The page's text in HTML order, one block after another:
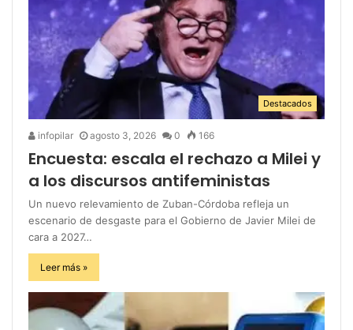
Destacados
infopilar agosto 3, 2026 0 166
Encuesta: escala el rechazo a Milei y
a los discursos antifeministas
Un nuevo relevamiento de Zuban-Córdoba refleja un
escenario de desgaste para el Gobierno de Javier Milei de
cara a 2027…
Leer más »